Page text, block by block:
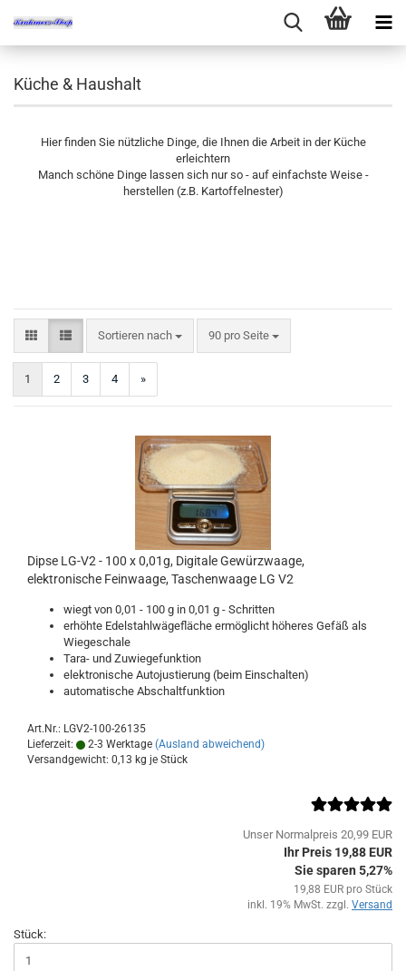
Küche & Haushalt
Hier finden Sie nützliche Dinge, die Ihnen die Arbeit in der Küche
erleichtern
Manch schöne Dinge lassen sich nur so - auf einfachste Weise -
herstellen (z.B. Kartoffelnester)
Sortieren nach
Sortieren nach 90 pro Seite
pro Seite
1 2 3 4 »
Dipse LG-V2 - 100 x 0,01g, Digitale Gewürzwaage,
elektronische Feinwaage, Taschenwaage LG V2
wiegt von 0,01 - 100 g in 0,01 g - Schritten
erhöhte Edelstahlwägefläche ermöglicht höheres Gefäß als
Wiegeschale
Tara- und Zuwiegefunktion
elektronische Autojustierung (beim Einschalten)
automatische Abschaltfunktion
Art.Nr.: LGV2-100-26135
Lieferzeit:
2-3 Werktage (Ausland abweichend)
Versandgewicht: 0,13 kg je Stück
Unser Normalpreis 20,99 EUR
Ihr Preis 19,88 EUR
Sie sparen 5,27%
19,88 EUR pro Stück
inkl. 19% MwSt. zzgl. Versand
Stück: